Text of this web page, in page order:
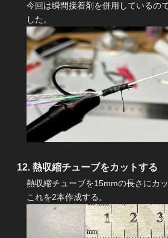
今回は瞬間接着剤を併用しているの
した。
熱収縮チューブをカットする
熱収縮チューブを15mmの長さにカッ
これを2本作成する。